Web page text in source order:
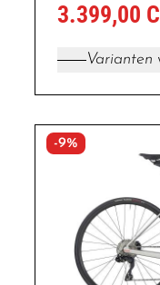
3.399,00
Varianten
-9%